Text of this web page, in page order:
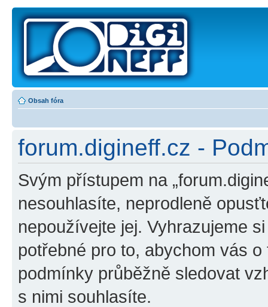
Obsah fóra
forum.digineff.cz -
Svým přístupem na
nesouhlasíte, neprodleně
nepoužívejte jej. Vyhrazujeme
potřebné pro to, abychom vás
podmínky průběžně sledovat
s nimi souhlasíte.